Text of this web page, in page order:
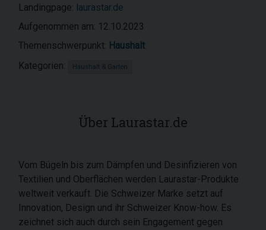
Landingpage: laurastar.de
Aufgenommen am: 12.10.2023
Themenschwerpunkt: Haushalt
Kategorien:
Haushalt & Garten
Über Laurastar.de
Vom Bügeln bis zum Dämpfen und Desinfizieren von
Textilien und Oberflächen werden Laurastar-Produkte
weltweit verkauft. Die Schweizer Marke setzt auf
Innovation, Design und ihr Schweizer Know-how. Es
zeichnet sich auch durch sein Engagement gegen